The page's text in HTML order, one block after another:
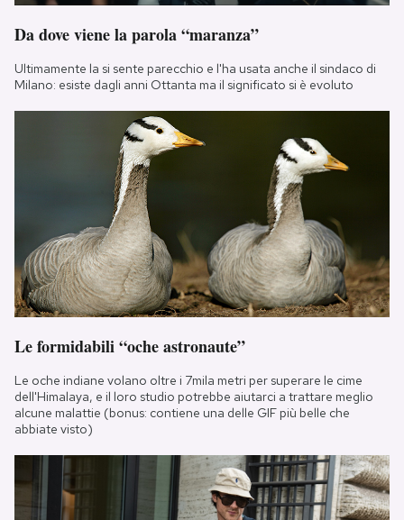
Da dove viene la parola “maranza”
Ultimamente la si sente parecchio e l'ha usata anche il sindaco di
Milano: esiste dagli anni Ottanta ma il significato si è evoluto
Le formidabili “oche astronaute”
Le oche indiane volano oltre i 7mila metri per superare le cime
dell'Himalaya, e il loro studio potrebbe aiutarci a trattare meglio
alcune malattie (bonus: contiene una delle GIF più belle che
abbiate visto)